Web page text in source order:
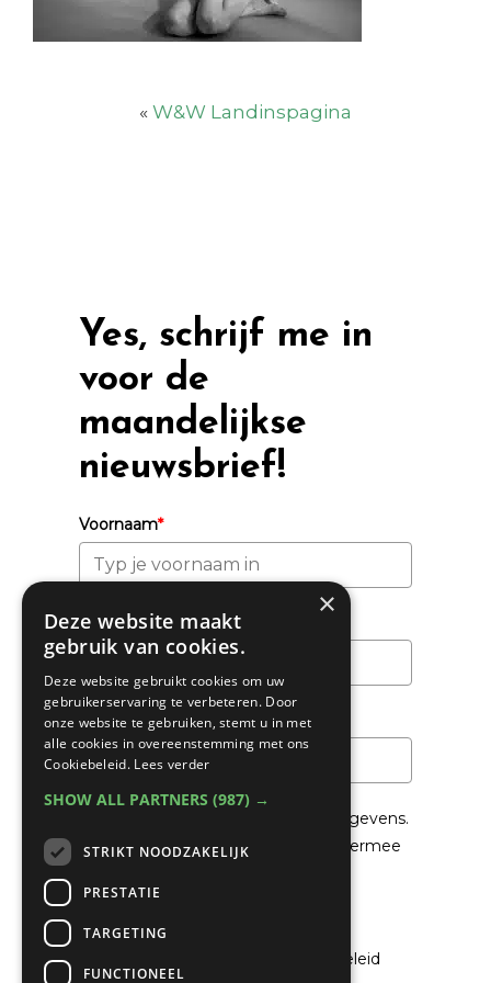
« W&W Landinspagina
Yes, schrijf me in
voor de
maandelijkse
nieuwsbrief!
Voornaam*
Achternaam
Email*
We gaan voorzichtig om met je gegevens.
Lees in hetPrivacybeleid
hoe we hiermee
Ik ga akkoord met het privacybeleid
×
Deze website maakt
gebruik van cookies.
Deze website gebruikt cookies om uw
gebruikerservaring te verbeteren. Door
onze website te gebruiken, stemt u in met
alle cookies in overeenstemming met ons
Cookiebeleid. Lees verder
SHOW ALL PARTNERS (987) →
STRIKT NOODZAKELIJK
PRESTATIE
TARGETING
FUNCTIONEEL